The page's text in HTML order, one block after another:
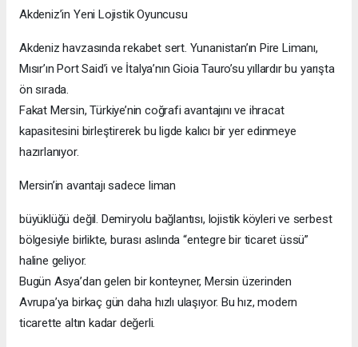
Akdeniz’in Yeni Lojistik Oyuncusu
Akdeniz havzasında rekabet sert. Yunanistan’ın Pire Limanı,
Mısır’ın Port Said’i ve İtalya’nın Gioia Tauro’su yıllardır bu yarışta
ön sırada.
Fakat Mersin, Türkiye’nin coğrafi avantajını ve ihracat
kapasitesini birleştirerek bu ligde kalıcı bir yer edinmeye
hazırlanıyor.
Mersin’in avantajı sadece liman
büyüklüğü değil. Demiryolu bağlantısı, lojistik köyleri ve serbest
bölgesiyle birlikte, burası aslında “entegre bir ticaret üssü”
haline geliyor.
Bugün Asya’dan gelen bir konteyner, Mersin üzerinden
Avrupa’ya birkaç gün daha hızlı ulaşıyor. Bu hız, modern
ticarette altın kadar değerli.